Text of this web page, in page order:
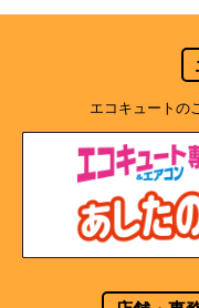
エコキュートの